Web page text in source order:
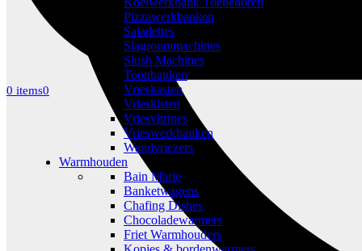
0 items0
Pizzawerkbanken
Saladettes
Slagroommachines
Slush Machines
Toonbanken
Vrieskasten
Vrieskisten
Vriesvitrines
Vrieswerkbanken
Wandvriezers
Warmhouden
Bain Marie
Banketwagens
Chafing Dishes
Chocoladewarmers
Friet Warmhouders